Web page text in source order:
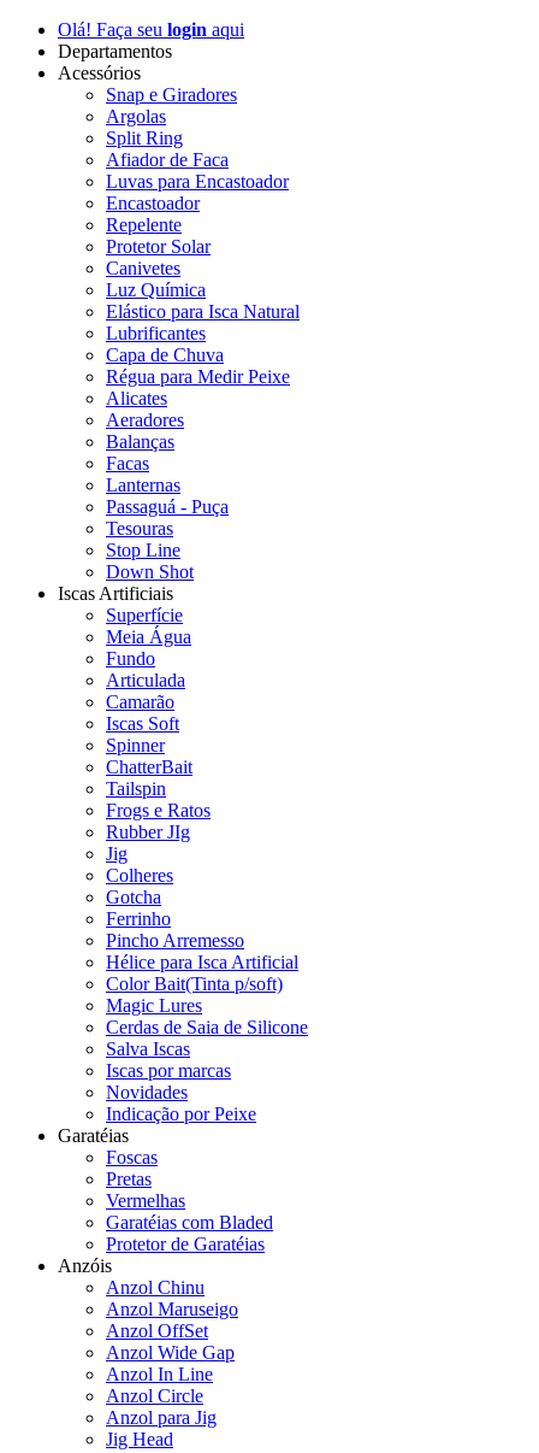
Olá! Faça seu login aqui
Departamentos
Acessórios
Snap e Giradores
Argolas
Split Ring
Afiador de Faca
Luvas para Encastoador
Encastoador
Repelente
Protetor Solar
Canivetes
Luz Química
Elástico para Isca Natural
Lubrificantes
Capa de Chuva
Régua para Medir Peixe
Alicates
Aeradores
Balanças
Facas
Lanternas
Passaguá - Puça
Tesouras
Stop Line
Down Shot
Iscas Artificiais
Superfície
Meia Água
Fundo
Articulada
Camarão
Iscas Soft
Spinner
ChatterBait
Tailspin
Frogs e Ratos
Rubber JIg
Jig
Colheres
Gotcha
Ferrinho
Pincho Arremesso
Hélice para Isca Artificial
Color Bait(Tinta p/soft)
Magic Lures
Cerdas de Saia de Silicone
Salva Iscas
Iscas por marcas
Novidades
Indicação por Peixe
Garatéias
Foscas
Pretas
Vermelhas
Garatéias com Bladed
Protetor de Garatéias
Anzóis
Anzol Chinu
Anzol Maruseigo
Anzol OffSet
Anzol Wide Gap
Anzol In Line
Anzol Circle
Anzol para Jig
Jig Head